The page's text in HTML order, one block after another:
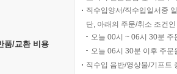
품/교환 비용
직수입양서/직수입일서중
단, 아래의 주문/취소 조건
오늘 00시 ~ 06시 30분
오늘 06시 30분 이후 주
직수입 음반/영상물/기프트